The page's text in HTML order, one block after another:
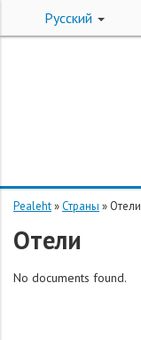
Русский
Pealeht»Страны » Отели
Отели
No documents found.